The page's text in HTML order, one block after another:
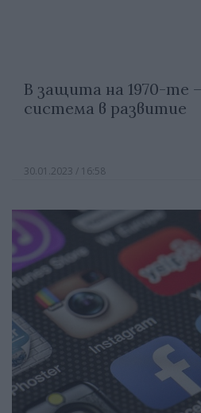
В защита на 1970-те
система в развитие
30.01.2023 / 16:58